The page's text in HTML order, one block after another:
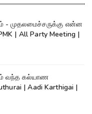
- முதலமைச்சருக்கு என்ன
| All Party Meeting |
வந்த கல்யாண
| Aadi Karthigai |